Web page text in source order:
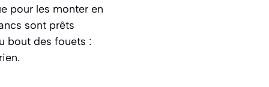
pour les monter en
sont prêts
bout des fouets :